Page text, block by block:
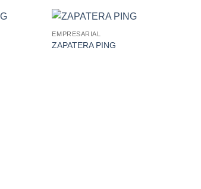
EMPRESARIAL
ZAPATERA PING